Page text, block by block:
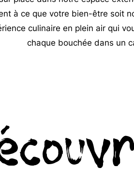
à ce que votre bien-être soit
culinaire en plein air qui
chaque bouchée dans un